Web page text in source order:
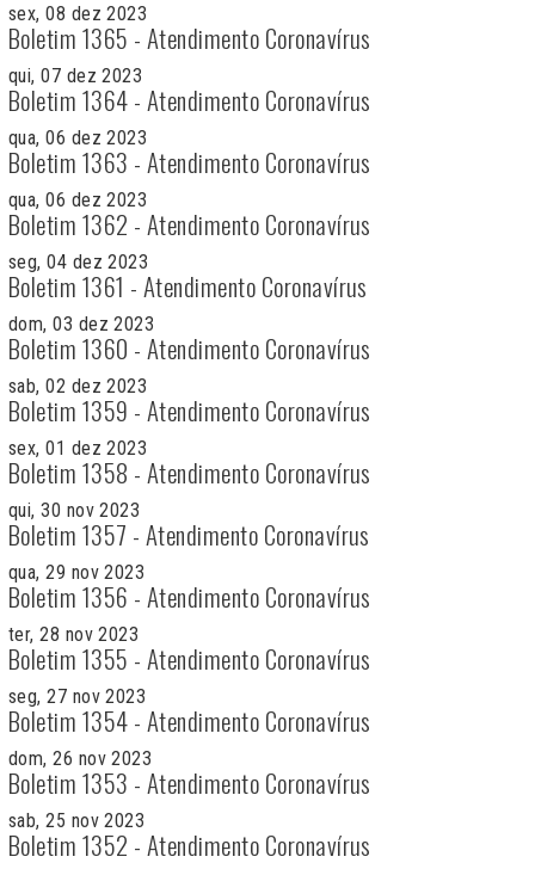
sex, 08 dez 2023
Boletim 1365 - Atendimento Coronavírus
qui, 07 dez 2023
Boletim 1364 - Atendimento Coronavírus
qua, 06 dez 2023
Boletim 1363 - Atendimento Coronavírus
qua, 06 dez 2023
Boletim 1362 - Atendimento Coronavírus
seg, 04 dez 2023
Boletim 1361 - Atendimento Coronavírus
dom, 03 dez 2023
Boletim 1360 - Atendimento Coronavírus
sab, 02 dez 2023
Boletim 1359 - Atendimento Coronavírus
sex, 01 dez 2023
Boletim 1358 - Atendimento Coronavírus
qui, 30 nov 2023
Boletim 1357 - Atendimento Coronavírus
qua, 29 nov 2023
Boletim 1356 - Atendimento Coronavírus
ter, 28 nov 2023
Boletim 1355 - Atendimento Coronavírus
seg, 27 nov 2023
Boletim 1354 - Atendimento Coronavírus
dom, 26 nov 2023
Boletim 1353 - Atendimento Coronavírus
sab, 25 nov 2023
Boletim 1352 - Atendimento Coronavírus